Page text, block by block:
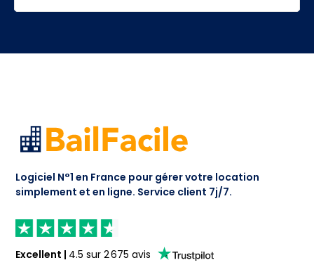
Logiciel N°1 en France pour gérer votre location
simplement et en ligne. Service client 7j/7.
Excellent | 4.5 sur2 675 avis